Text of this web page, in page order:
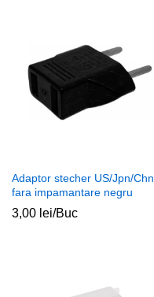
Adaptor stecher US/Jpn/Chn
fara impamantare negru
3,00 lei/Buc